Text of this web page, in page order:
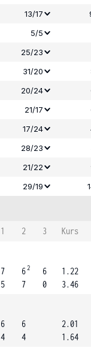
13/17
5/5
25/23
31/20
20/24
21/17
17/24
28/23
21/22
29/19
1 2 3
Kurs
7
5
62
7
6
0
1.22
3.46
6
4
6
4
2.01
1.64